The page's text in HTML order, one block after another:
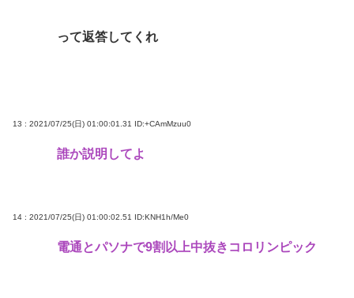
って返答してくれ
13 : 2021/07/25(日) 01:00:01.31 ID:+CAmMzuu0
誰か説明してよ
14 : 2021/07/25(日) 01:00:02.51 ID:KNH1h/Me0
電通とパソナで9割以上中抜きコロリンピック